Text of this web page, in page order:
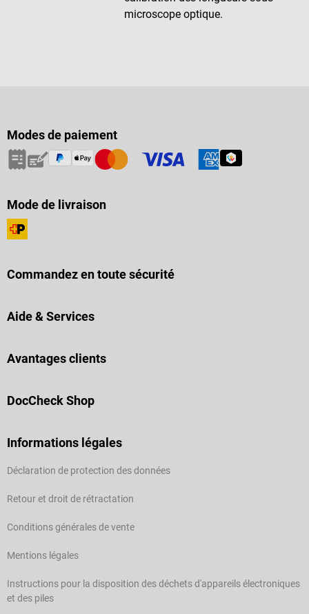
microscope optique.
Modes de paiement
Mode de livraison
Commandez en toute sécurité
Aide & Services
Avantages clients
DocCheck Shop
Informations légales
Déclaration de protection des données
Retour et droit de rétractation
Conditions générales de vente
Mentions légales
Instructions pour la disposition des déchets d'appareils électroniques
et des piles